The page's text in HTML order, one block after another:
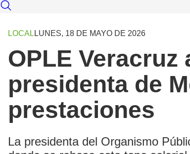
LOCAL LUNES, 18 DE MAYO DE 2026
OPLE
presidenta de
prestaciones
La presidenta del Organismo